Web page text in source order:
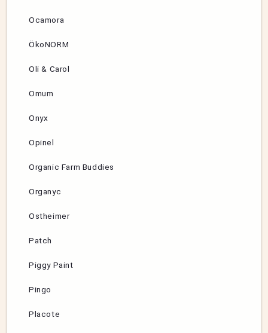
Ocamora
ÖkoNORM
Oli & Carol
Omum
Onyx
Opinel
Organic Farm Buddies
Organyc
Ostheimer
Patch
Piggy Paint
Pingo
Placote